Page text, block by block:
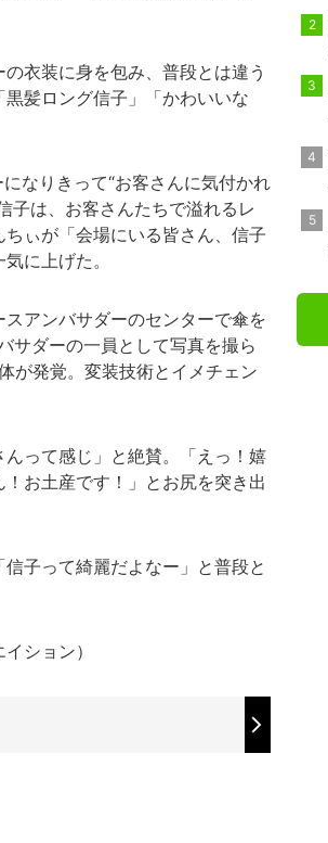
衣装に身を包み、普段とは違う
髪ロング信子」「かわいいな
なりきって“お客さんに気付かれ
子は、お客さんたちで溢れるレ
ぃが「会場にいる皆さん、信子
に上げた。
アンバサダーのセンターで傘を
サダーの一員として写真を撮ら
が発覚。変装技術とイメチェン
って感じ」と絶賛。「えっ！嬉
お土産です！」とお尻を突き出
子って綺麗だよなー」と普段と
ション）